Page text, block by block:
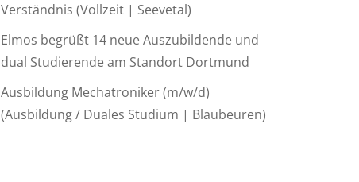
Verständnis (Vollzeit | Seevetal)
Elmos begrüßt 14 neue Auszubildende und
dual Studierende am Standort Dortmund
Ausbildung Mechatroniker (m/w/d)
(Ausbildung / Duales Studium | Blaubeuren)